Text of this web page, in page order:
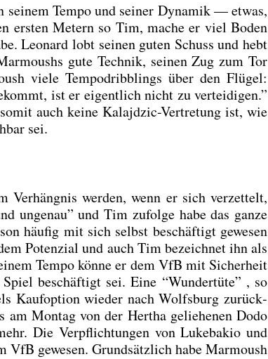
sei­nem Tem­po und sei­ner Dyna­mik — etwas,
ers­ten Metern so Tim, mache er viel Boden
Leo­nard lobt sei­nen guten Schuss und hebt
gute Tech­nik, sei­nen Zug zum Tor
vie­le Tem­po­dribb­lings über den Flü­gel:
ist er eigent­lich nicht zu ver­tei­di­gen.”
auch kei­ne Kalajd­zic-Ver­tre­tung ist, wie
sei.
wer­den, wenn er sich ver­zet­telt,
unge­nau” und Tim zufol­ge habe das gan­ze
häu­fig mit sich selbst beschäf­tigt gewe­sen
Poten­zi­al und auch Tim bezeich­net ihn als
Tem­po kön­ne er dem VfB mit Sicher­heit
beschäf­tigt sei. Eine “Wun­der­tü­te” , so
Kauf­op­ti­on wie­der nach Wolfs­burg zurück­
Mon­tag von der Her­tha gelie­he­nen Dodo
Die Ver­pflich­tun­gen von Luke­bak­io und
VfB gewe­sen. Grund­sätz­lich habe Mar­moush